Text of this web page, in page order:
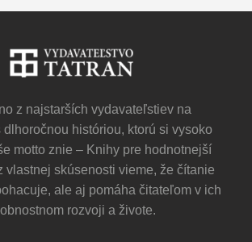
z najstarších vydavateľstiev na
dlhoročnou históriou, ktorú si vysoko
motto znie – Knihy pre hodnotnejší
vlastnej skúsenosti vieme, že čítanie
ale aj pomáha čitateľom v ich
rozvoji a živote.